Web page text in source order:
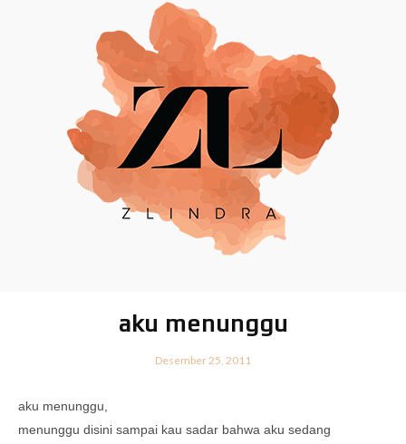
aku menunggu
Desember 25, 2011
aku menunggu,
menunggu disini sampai kau sadar bahwa aku sedang